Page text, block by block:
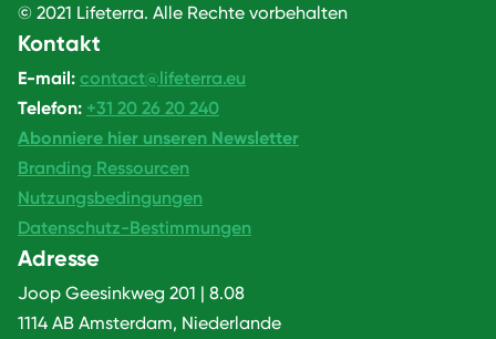
© 2021 Lifeterra. Alle Rechte vorbehalten
Kontakt
E-mail: contact@lifeterra.eu
Telefon: +31 20 26 20 240
Abonniere hier unseren Newsletter
Branding Ressourcen
Nutzungsbedingungen
Datenschutz-Bestimmungen
Adresse
Joop Geesinkweg 201 | 8.08
1114 AB Amsterdam, Niederlande